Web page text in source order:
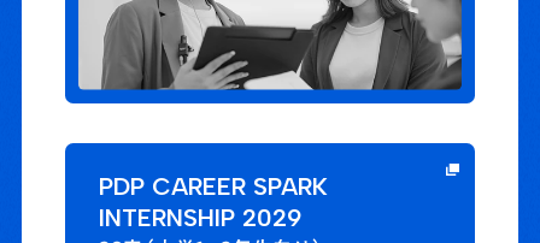
PDP CAREER SPARK
INTERNSHIP 2029